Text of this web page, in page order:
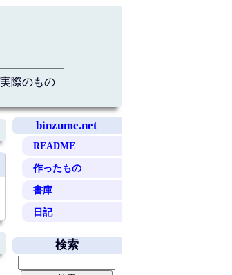
際のもの
binzume.net
README
作ったもの
書庫
日記
検索